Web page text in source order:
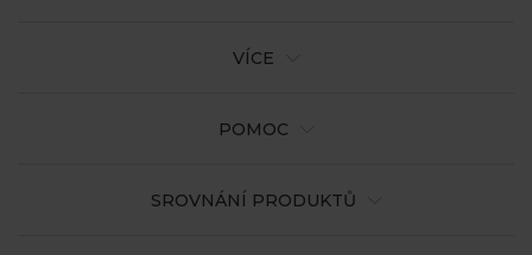
VÍCE
POMOC
SROVNÁNÍ PRODUKTŮ